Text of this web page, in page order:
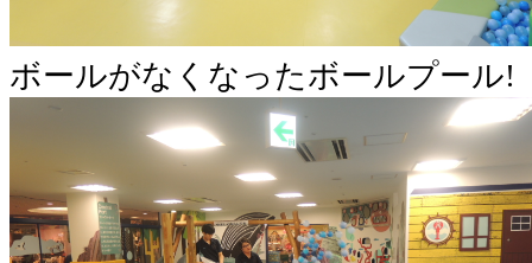
ボールがなくなったボールプール!